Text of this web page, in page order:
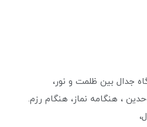
جدال بین ظلمت و نور،
، هنگامه نماز، هنگام رزم.